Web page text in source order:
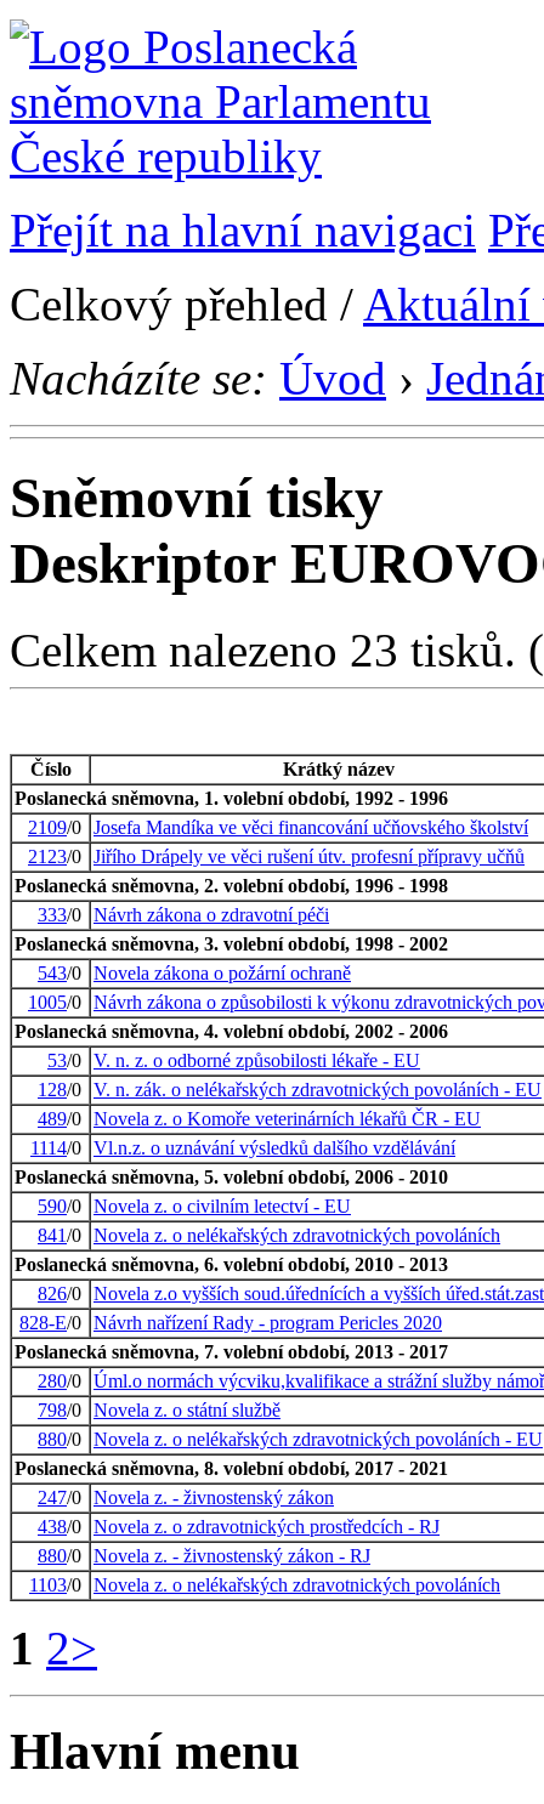
Přejít na hlavní navigaci
Celkový přehled / Aktuální
Nacházíte se: Úvod ›
Sněmovní tisky
Deskriptor
Celkem nalezeno 23 tisků.
Číslo
Krátký název
Poslanecká sněmovna, 1. volební období, 1992 - 1996
2109/0 Josefa Mandíka ve věci financování učňovského školství
2123/0 Jiřího Drápely ve věci rušení útv. profesní přípravy učňů
Poslanecká sněmovna, 2. volební období, 1996 - 1998
333/0 Návrh zákona o zdravotní péči
Poslanecká sněmovna, 3. volební období, 1998 - 2002
543/0 Novela zákona o požární ochraně
1005/0 Návrh zákona o způsobilosti k výkonu zdravotnických
Poslanecká sněmovna, 4. volební období, 2002 - 2006
53/0 V. n. z. o odborné způsobilosti lékaře - EU
128/0 V. n. zák. o nelékařských zdravotnických povoláních - EU
489/0 Novela z. o Komoře veterinárních lékařů ČR - EU
1114/0 Vl.n.z. o uznávání výsledků dalšího vzdělávání
Poslanecká sněmovna, 5. volební období, 2006 - 2010
590/0 Novela z. o civilním letectví - EU
841/0 Novela z. o nelékařských zdravotnických povoláních
Poslanecká sněmovna, 6. volební období, 2010 - 2013
826/0 Novela z.o vyšších soud.úřednících a vyšších
828-E/0 Návrh nařízení Rady - program Pericles 2020
Poslanecká sněmovna, 7. volební období, 2013 - 2017
280/0 Úml.o normách výcviku,kvalifikace a strážní služby
798/0 Novela z. o státní službě
880/0 Novela z. o nelékařských zdravotnických povoláních - EU
Poslanecká sněmovna, 8. volební období, 2017 - 2021
247/0 Novela z. - živnostenský zákon
438/0 Novela z. o zdravotnických prostředcích - RJ
880/0 Novela z. - živnostenský zákon - RJ
1103/0 Novela z. o nelékařských zdravotnických povoláních
1 2>
Hlavní menu